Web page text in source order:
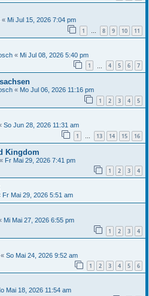
« Mi Jul 15, 2026 7:04 pm
1 … 8 9 10 11
« Mi Jul 08, 2026 5:40 pm
1 4 5 6 7
« Mo Jul 06, 2026 11:16 pm
1 2 3 4 5
So Jun 28, 2026 11:31 am
1 … 13 14 15 16
Kingdom
« Fr Mai 29, 2026 7:41 pm
1 2 3 4
Fr Mai 29, 2026 5:51 am
Mi Mai 27, 2026 6:55 pm
1 2 3 4
« So Mai 24, 2026 9:52 am
1 2 3 4 5 6
Mai 18, 2026 11:54 am